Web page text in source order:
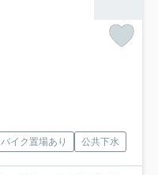
バイク置場あり 公共下水